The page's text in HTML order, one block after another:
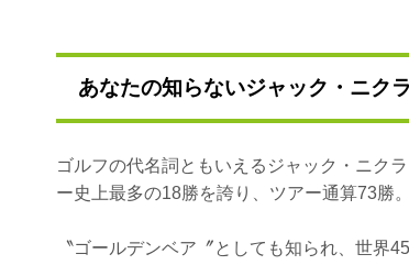
あなたの知らないジャック・ニク
ゴルフの代名詞ともいえるジャック・ニク
ー史上最多の18勝を誇り、ツアー通算73勝。
〝ゴールデンベア〞としても知られ、世界